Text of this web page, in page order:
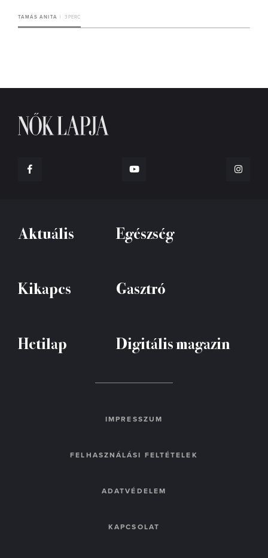
TAMÁS ANITA 3 PERC
Aktuális Egészség
Kikapcs Gasztró
Hetilap Digitális magazin
IMPRESSZUM
FELHASZNÁLÁSI FELTÉTELEK
ADATVÉDELEM
KAPCSOLAT